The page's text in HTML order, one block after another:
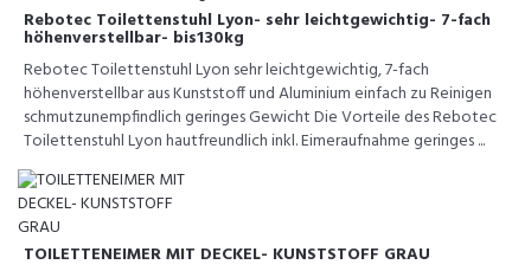
Rebotec Toilettenstuhl Lyon- sehr leichtgewichtig- 7-fach
höhenverstellbar- bis130kg
Rebotec Toilettenstuhl Lyon sehr leichtgewichtig, 7-fach
höhenverstellbar aus Kunststoff und Aluminium einfach zu Reinigen
schmutzunempfindlich geringes Gewicht Die Vorteile des Rebotec
Toilettenstuhl Lyon hautfreundlich inkl. Eimeraufnahme geringes ...
TOILETTENEIMER MIT DECKEL- KUNSTSTOFF GRAU